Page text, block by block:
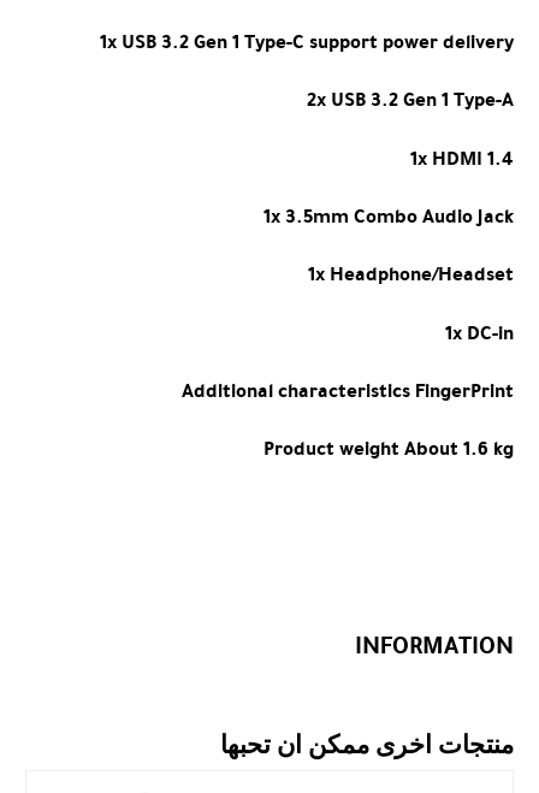
1x USB 3.2 Gen 1 Type-C support power delivery
2x USB 3.2 Gen 1 Type-A
1x HDMI 1.4
1x 3.5mm Combo Audio Jack
1x Headphone/Headset
1x DC-in
Additional characteristics FingerPrint
Product weightAbout 1.6 kg
INFORMATION
منتجات اخرى ممكن ان تحبها